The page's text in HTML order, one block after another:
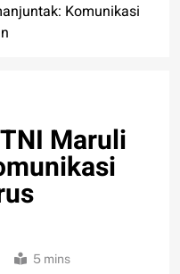
Komunikasi
Maruli
5 mins